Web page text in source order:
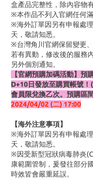
盒產品完整性，除內容物
※本作品不列入官網任何
※海外訂單因另有申報處
天，敬請知悉。
※台灣角川官網保留變更
若有異動，修改後的服務
另外個別通知。
【官網預購加碼活動】
D+10日發放至購買帳號
會員限兌換乙次。預購區
2024/04/02 (二) 17:00
【海外注意事項】
※海外訂單因另有申報處
天，敬請知悉。
※因受新型冠狀病毒肺炎
康範圍管制，爰發往部分
時效皆會嚴重延誤。